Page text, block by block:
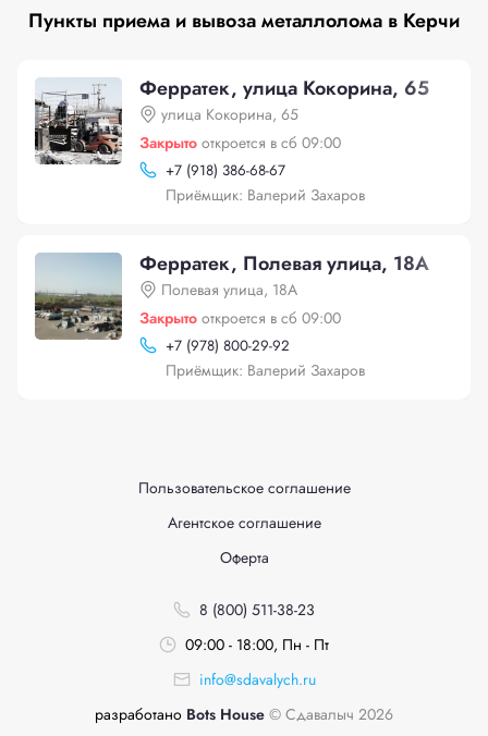
Пункты приема и вывоза металлолома в Керчи
Ферратек, улица Кокорина, 65
улица Кокорина, 65
Закрыто откроется в сб 09:00
+7 (918) 386-68-67
Приёмщик: Валерий Захаров
Ферратек, Полевая улица, 18А
Полевая улица, 18А
Закрыто откроется в сб 09:00
+7 (978) 800-29-92
Приёмщик: Валерий Захаров
Пользовательское соглашение
Агентское соглашение
Оферта
8 (800) 511-38-23
09:00 - 18:00, Пн - Пт
info@sdavalych.ru
разработано Bots House © Сдавалыч 2026